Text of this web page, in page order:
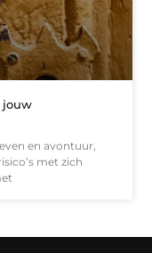
jouw
en avontuur,
met zich